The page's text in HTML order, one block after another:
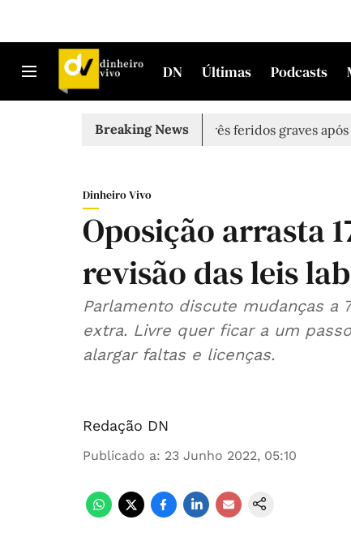
DN Últimas Podcasts
Breaking News
morto em Sintra Três feridos graves após
Dinheiro Vivo
Oposição arrasta
revisão das leis
Parlamento discute mudanças a
extra. Livre quer ficar a um
alargar faltas e licenças.
Redação DN
Publicado a: 23 Junho 2022, 05:10